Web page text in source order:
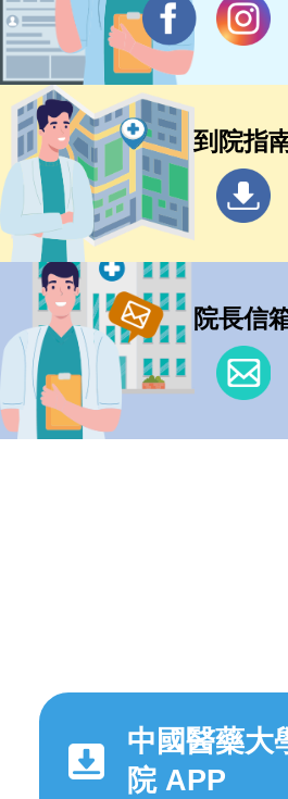
到院指
院長信
中國醫藥大
院 APP